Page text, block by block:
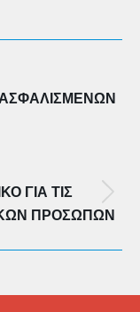
ΓΙΑ ΤΙΣ
ΠΡΟΣΏΠΩΝ